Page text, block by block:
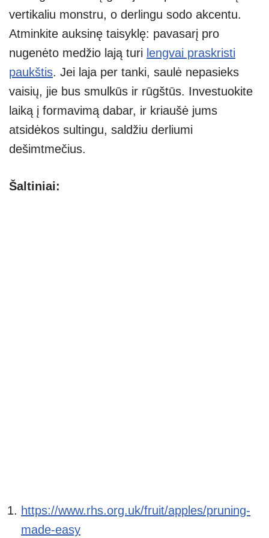
vertikaliu monstru, o derlingu sodo akcentu.
Atminkite auksinę taisyklę: pavasarį pro
nugenėto medžio lają turi lengvai praskristi
paukštis. Jei laja per tanki, saulė nepasieks
vaisių, jie bus smulkūs ir rūgštūs. Investuokite
laiką į formavimą dabar, ir kriaušė jums
atsidėkos sultingu, saldžiu derliumi
dešimtmečius.
Šaltiniai:
https://www.rhs.org.uk/fruit/apples/pruning-
made-easy